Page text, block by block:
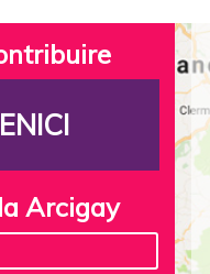
Arcigay